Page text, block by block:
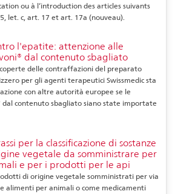
ou à l‘introduction des articles suivants
let. c, art. 17 et art. 17a (nouveau).
l'epatite: attenzione alle
dal contenuto sbagliato
delle contraffazioni del preparato
per gli agenti terapeutici Swissmedic sta
con altre autorità europee se le
dal contenuto sbagliato siano state importate
per la classificazione di sostanze
vegetale da somministrare per
e per i prodotti per le api
di origine vegetale somministrati per via
alimenti per animali o come medicamenti